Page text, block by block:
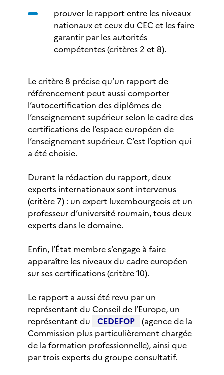
prouver le rapport entre les niveaux
nationaux et ceux du CEC et les faire
garantir par les autorités
compétentes (critères 2 et 8).
Le critère 8 précise qu’un rapport de
référencement peut aussi comporter
l’autocertification des diplômes de
l’enseignement supérieur selon le cadre des
certifications de l’espace européen de
l’enseignement supérieur. C’est l’option qui
a été choisie.
Durant la rédaction du rapport, deux
experts internationaux sont intervenus
(critère 7) : un expert luxembourgeois et un
professeur d’université roumain, tous deux
experts dans le domaine.
Enfin, l’État membre s’engage à faire
apparaître les niveaux du cadre européen
sur ses certifications (critère 10).
Le rapport a aussi été revu par un
représentant du Conseil de l’Europe, un
représentant du
CEDEFOP (agence de la
Commission plus particulièrement chargée
de la formation professionnelle), ainsi que
par trois experts du groupe consultatif.